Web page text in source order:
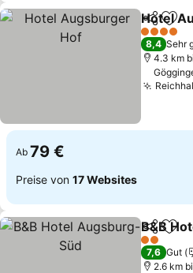
TeilenZu
Hotel
4 Sterne
8,4 Sehr
4.3 km
Ab 79 €
Preise von 17 Websites
TeilenZu
B&B
2 Sterne
7,6 Gut
2.6 km